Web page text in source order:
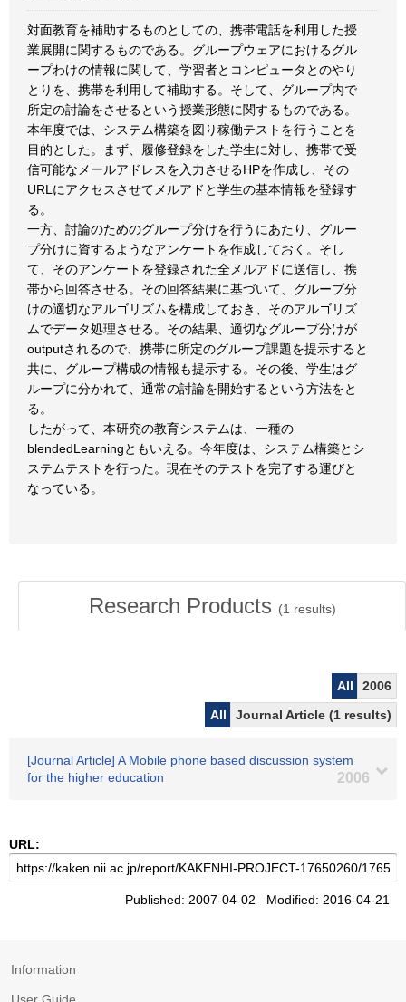
対面教育を補助するものとしての、携帯電話を利用した授
業展開に関するものである。グループウェアにおけるグル
ープわけの情報に関して、学習者とコンピュータとのやり
とりを、携帯を利用して補助する。そして、グループ内で
所定の討論をさせるという授業形態に関するものである。
本年度では、システム構築を図り稼働テストを行うことを
目的とした。まず、履修登録をした学生に対し、携帯で受
信可能なメールアドレスを入力させるHPを作成し、その
URLにアクセスさせてメルアドと学生の基本情報を登録す
る。
一方、討論のためのグループ分けを行うにあたり、グルー
プ分けに資するようなアンケートを作成しておく。そし
て、そのアンケートを登録された全メルアドに送信し、携
帯から回答させる。その回答結果に基づいて、グループ分
けの適切なアルゴリズムを構成しておき、そのアルゴリズ
ムでデータ処理させる。その結果、適切なグループ分けが
outputされるので、携帯に所定のグループ課題を提示すると
共に、グループ構成の情報も提示する。その後、学生はグ
ループに分かれて、通常の討論を開始するという方法をと
る。
したがって、本研究の教育システムは、一種の
blendedLearningともいえる。今年度は、システム構築とシ
ステムテストを行った。現在そのテストを完了する運びと
なっている。
Research Products (1 results)
All
2006
All
Journal Article (1 results)
[Journal Article] A Mobile phone based discussion system
for the higher education
2006
URL:
Published: 2007-04-02 Modified: 2016-04-21
Information